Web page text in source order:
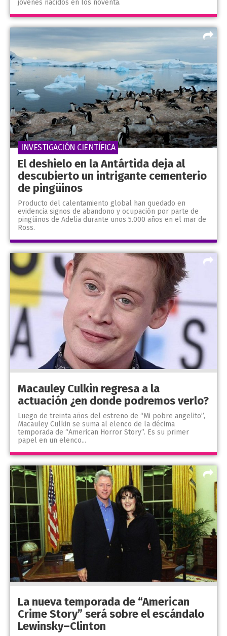
jóvenes nacidos en los noventa.
El deshielo en la Antártida deja al
descubierto un intrigante cementerio
de pingüinos
Producto del calentamiento global han quedado en
evidencia signos de abandono y ocupación por parte de
pingüinos de Adelia durante unos 5.000 años en el mar de
Ross.
INVESTIGACIÓN CIENTÍFICA
Macauley Culkin regresa a la
actuación ¿en donde podremos verlo?
Luego de treinta años del estreno de “Mi pobre angelito”,
Macauley Culkin se suma al elenco de la décima
temporada de “American Horror Story”. Es su primer
papel en un elenco...
La nueva temporada de “American
Crime Story” será sobre el escándalo
Lewinsky–Clinton